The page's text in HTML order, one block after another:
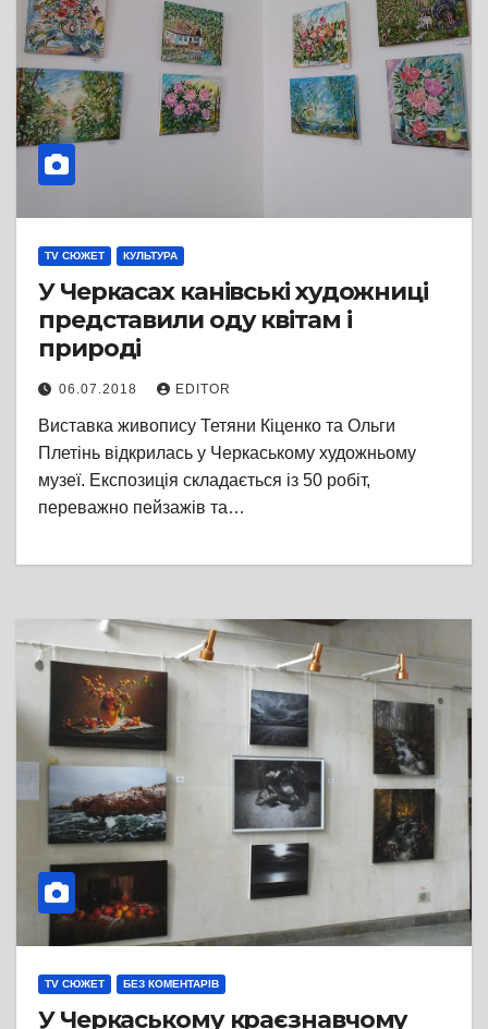
TV СЮЖЕТ КУЛЬТУРА
У Черкасах канівські художниці
представили оду квітам і
природі
06.07.2018 EDITOR
Виставка живопису Тетяни Кіценко та Ольги
Плетінь відкрилась у Черкаському художньому
музеї. Експозиція складається із 50 робіт,
переважно пейзажів та…
TV СЮЖЕТ БЕЗ КОМЕНТАРІВ
У Черкаському краєзнавчому